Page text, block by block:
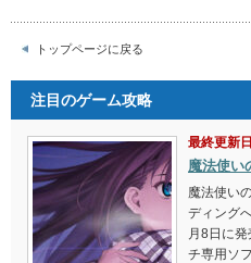
トップページに戻る
注目のゲーム攻略
最終更新
魔法使い
魔法使い
ディング
月8日に
チ専用ソ